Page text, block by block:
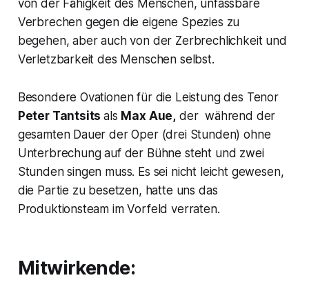
von der Fähigkeit des Menschen, unfassbare
Verbrechen gegen die eigene Spezies zu
begehen, aber auch von der Zerbrechlichkeit und
Verletzbarkeit des Menschen selbst.
Besondere Ovationen für die Leistung des Tenor
Peter Tantsitsals Max Aue, der während der
gesamten Dauer der Oper (drei Stunden) ohne
Unterbrechung auf der Bühne steht und zwei
Stunden singen muss. Es sei nicht leicht gewesen,
die Partie zu besetzen, hatte uns das
Produktionsteam im Vorfeld verraten.
Mitwirkende: